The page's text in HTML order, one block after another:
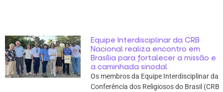
Equipe Interdisciplinar da CRB
Nacional realiza encontro em
Brasília para fortalecer a missão e
a caminhada sinodal
Os membros da Equipe Interdisciplinar da
Conferência dos Religiosos do Brasil (CRB